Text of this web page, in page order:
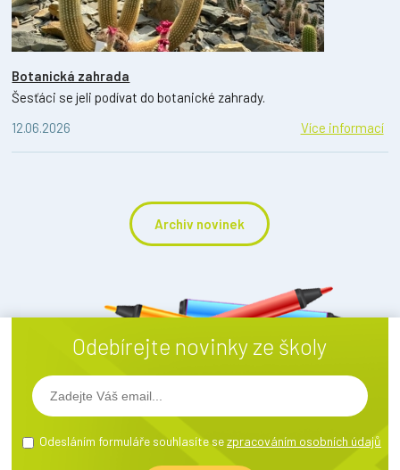
Botanická zahrada
Šesťáci se jeli podívat do botanické zahrady.
12.06.2026
Více informací
Archiv novinek
Odebírejte novinky ze školy
Odesláním formuláře souhlasíte sezpracováním osobních údajů